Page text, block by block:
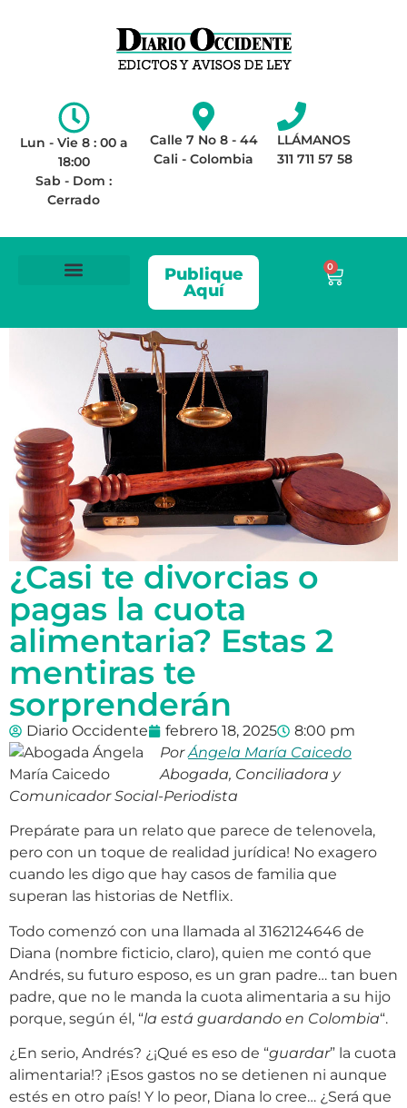
Lun - Vie 8 : 00 a
18:00
Sab - Dom :
Cerrado
Calle 7 No 8 - 44
Cali - Colombia
LLÁMANOS
311 711 57 58
Publique
Aquí
0
¿Casi te divorcias o
pagas la cuota
alimentaria? Estas 2
mentiras te
sorprenderán
Diario Occidente febrero 18, 2025
8:00 pm
PorÁngela María Caicedo
Abogada, Conciliadora y
Comunicador Social-Periodista
Prepárate para un relato que parece de telenovela,
pero con un toque de realidad jurídica! No exagero
cuando les digo que hay casos de familia que
superan las historias de Netflix.
Todo comenzó con una llamada al 3162124646 de
Diana (nombre ficticio, claro), quien me contó que
Andrés, su futuro esposo, es un gran padre… tan buen
padre, que no le manda la cuota alimentaria a su hijo
porque, según él, “la está guardando en Colombia“.
¿En serio, Andrés? ¿¡Qué es eso de “guardar” la cuota
alimentaria!? ¡Esos gastos no se detienen ni aunque
estés en otro país! Y lo peor, Diana lo cree… ¿Será que